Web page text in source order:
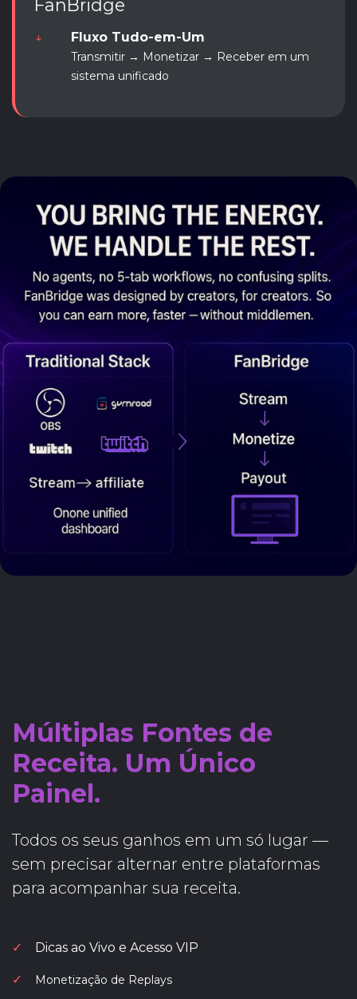
FanBridge
↓ Fluxo Tudo-em-Um
Transmitir → Monetizar → Receber em um
sistema unificado
Múltiplas Fontes de
Receita. Um Único
Painel.
Todos os seus ganhos em um só lugar —
sem precisar alternar entre plataformas
para acompanhar sua receita.
✓ Dicas ao Vivo e Acesso VIP
✓ Monetização de Replays